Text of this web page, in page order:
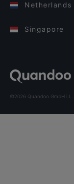
Netherlands
Singapore
©2026 Quandoo GmbH